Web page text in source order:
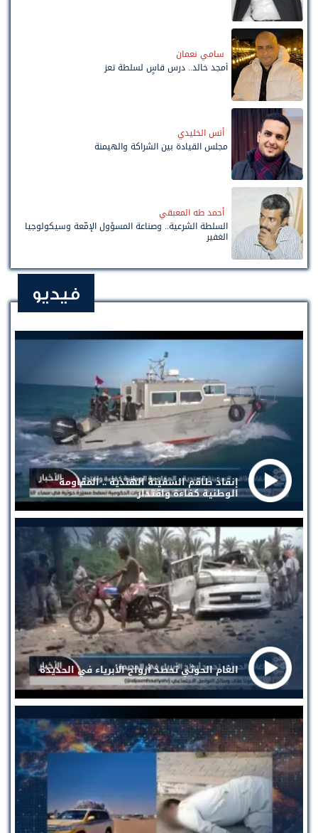
سامي نعمان
أمجد خالد.. درس قاسٍ لسلطة تعز
أنس الخليدي
مجلس القيادة بين الشراكة والهيمنة
أحمد طه المعبقي
السلطة الشرعية.. وصناعة المسؤول الإمّعة وسيكولوجيا
الغفير
فيديو
إنقاذ طاقم السفينة الهندية .. المقاومة
الوطنية كفاءة واقتدار
الغام الحوثي تحصد أرواح الأبرياء في الحديدة